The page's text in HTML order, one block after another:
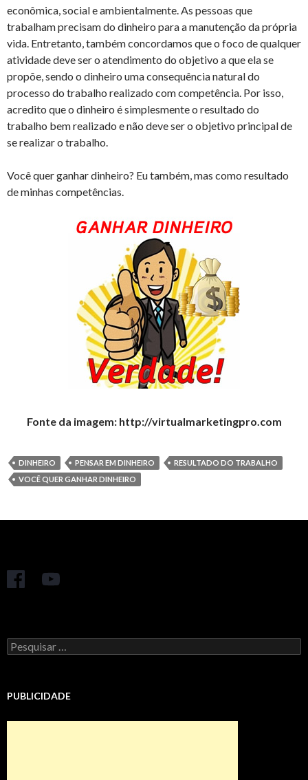
econômica, social e ambientalmente. As pessoas que
trabalham precisam do dinheiro para a manutenção da própria
vida. Entretanto, também concordamos que o foco de qualquer
atividade deve ser o atendimento do objetivo a que ela se
propõe, sendo o dinheiro uma consequência natural do
processo do trabalho realizado com competência. Por isso,
acredito que o dinheiro é simplesmente o resultado do
trabalho bem realizado e não deve ser o objetivo principal de
se realizar o trabalho.
Você quer ganhar dinheiro? Eu também, mas como resultado
de minhas competências.
Fonte da imagem: http://virtualmarketingpro.com
DINHEIRO PENSAR EM DINHEIRO
RESULTADO DO TRABALHO
VOCÊ QUER GANHAR DINHEIRO
Pesquisar
por:
PUBLICIDADE